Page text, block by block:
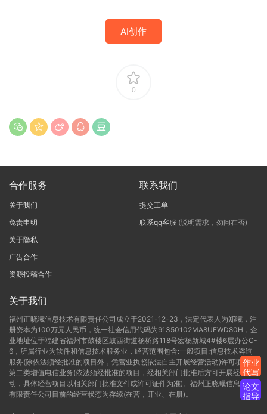
AI创作
0
合作服务
关于我们
免责申明
关于隐私
广告合作
资源投稿合作
联系我们
提交工单
联系qq客服 (说明需求，勿问在否)
关于我们
福州正晓曦信息技术有限责任公司成立于2021-12-23，法定代表人为郑曦，注
册资本为100万元人民币，统一社会信用代码为91350102MA8UEWD80H，企
业地址位于福建省福州市鼓楼区鼓西街道杨桥路118号宏杨新城4#楼6层办公C-
6，所属行业为软件和信息技术服务业，经营范围包含:一般项目:信息技术咨询
服务(除依法须经批准的项目外，凭营业执照依法自主开展经营活动)许可项目:
第二类增值电信业务(依法须经批准的项目，经相关部门批准后方可开展经营活
动，具体经营项目以相关部门批准文件或许可证件为准)。福州正晓曦信息技术
有限责任公司目前的经营状态为存续(在营，开业、在册)。
作业
代写
论文
指导